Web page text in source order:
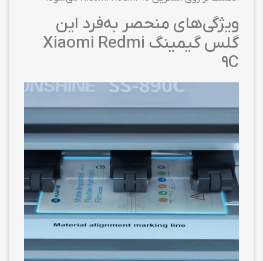
ویژگی‌های منحصر به‌فرد این
گلس گیمینگ Xiaomi Redmi
9C